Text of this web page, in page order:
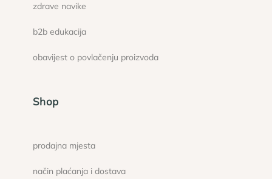
zdrave navike
b2b edukacija
obavijest o povlačenju proizvoda
Shop
prodajna mjesta
način plaćanja i dostava